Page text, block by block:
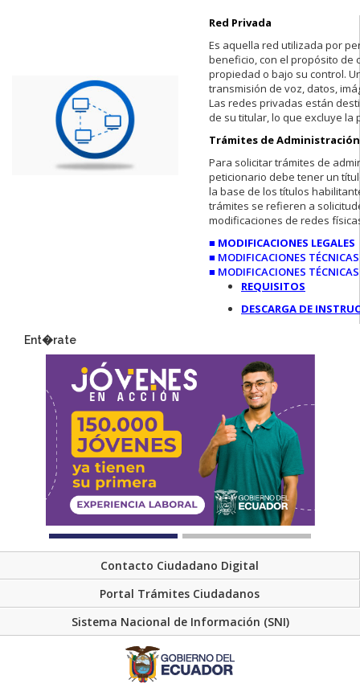
Red Privada
Es aquella red utilizada por
beneficio, con el propósito de
propiedad o bajo su control.
transmisión de voz, datos,
Las redes privadas están
de su titular, lo que excluye
Trámites de
Para solicitar trámites de
peticionario debe tener un
la base de los títulos
trámites se refieren a
modificaciones de redes
■ MODIFICACIONES LEGALES
■ MODIFICACIONES
■ MODIFICACIONES
REQUISITOS
DESCARGA DE
Ent�rate
Contacto Ciudadano Digital
Portal Trámites Ciudadanos
Sistema Nacional de Información (SNI)